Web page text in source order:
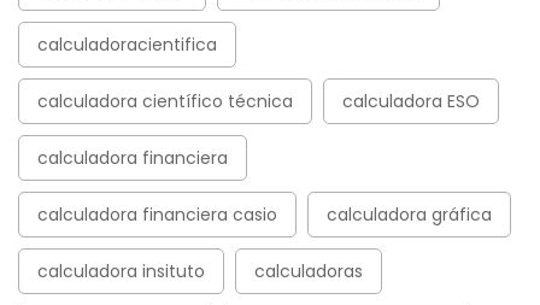
calculadoracientifica
calculadora científico técnica calculadora ESO
calculadora financiera
calculadora financiera casio calculadora gráfica
calculadora insituto calculadoras